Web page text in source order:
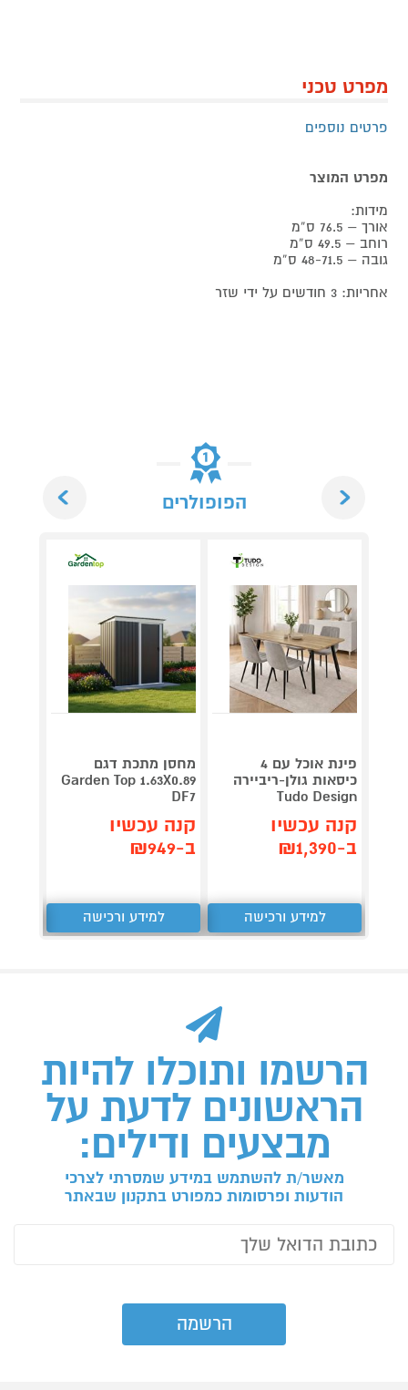
מפרט טכני
פרטים נוספים
מפרט המוצר
מידות:
אורך – 76.5 ס”מ
רוחב – 49.5 ס”מ
גובה – 48-71.5 ס”מ
אחריות: 3 חודשים על ידי שזר
הפופולרים
פינת אוכל עם 4
כיסאות גולן-ריביירה
Tudo Design
קנה עכשיו
ב-₪1,390
למידע ורכישה
מחסן מתכת דגם
Garden Top 1.63X0.89
DF7
קנה עכשיו
ב-₪949
למידע ורכישה
הרשמו ותוכלו להיות
הראשונים לדעת על
מבצעים ודילים:
מאשר/ת להשתמש במידע שמסרתי לצרכי
הודעות ופרסומות כמפורט בתקנון שבאתר